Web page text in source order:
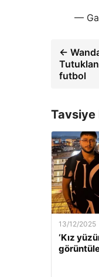
—
←
futbol
Tavsiye
13/12/2025
‘Kız